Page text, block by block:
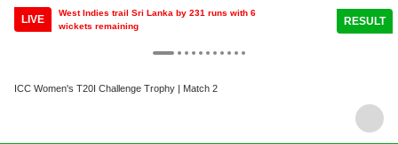
LIVE
West Indies trail Sri Lanka by 231 runs with 6
wickets remaining
RESULT
ICC Women's T20I Challenge Trophy | Match 2